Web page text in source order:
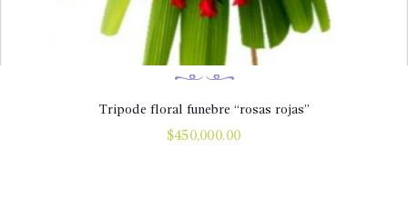
Tripode floral funebre “rosas rojas”
$450,000.00